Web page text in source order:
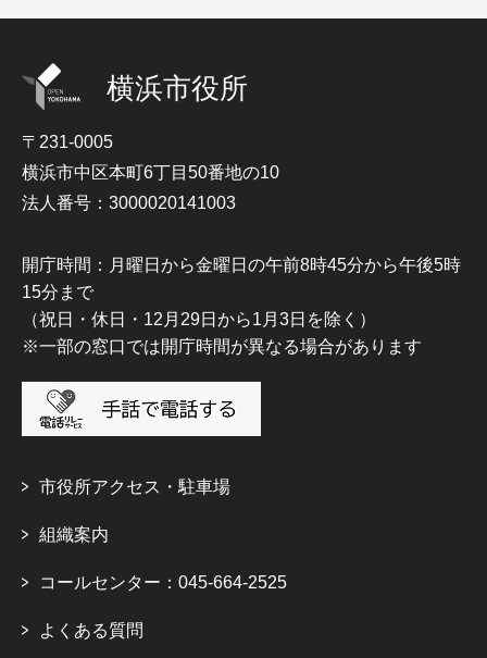
横浜市役所
〒231-0005
横浜市中区本町6丁目50番地の10
法人番号：3000020141003
開庁時間：月曜日から金曜日の午前8時45分から午後5時
15分まで
（祝日・休日・12月29日から1月3日を除く）
※一部の窓口では開庁時間が異なる場合があります
市役所アクセス・駐車場
組織案内
コールセンター：045-664-2525
よくある質問